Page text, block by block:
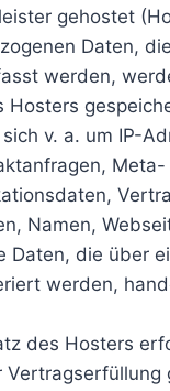
gehostet
Daten,
werden,
Hosters
v. a. um IP-
Meta-
Namen,
Daten, die über
werden,
des Hosters
Vertragserfüllung